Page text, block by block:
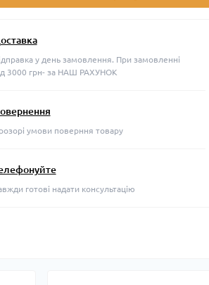
у день замовлення. При замовленні
3000 грн- за НАШ РАХУНОК
умови поверння товару
готові надати консультацію